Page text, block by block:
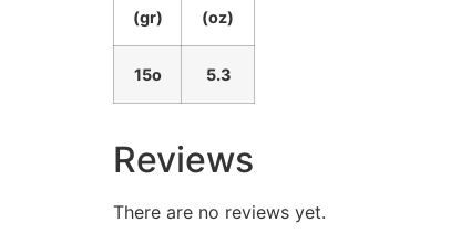
(gr) (oz)
15o 5.3
Reviews
There are no reviews yet.